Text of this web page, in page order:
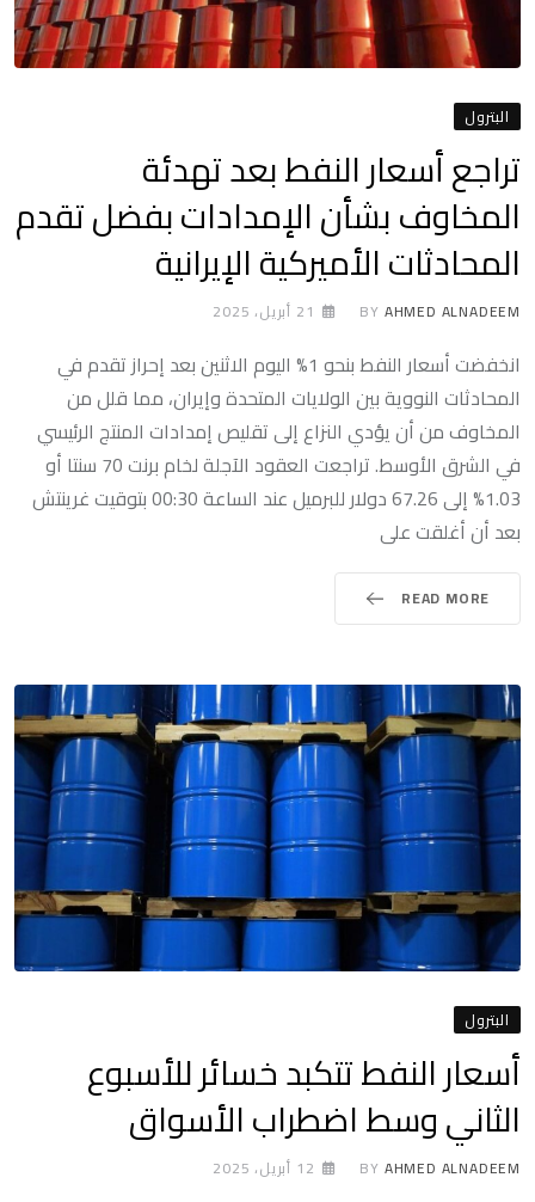
البترول
تراجع أسعار النفط بعد تهدئة
المخاوف بشأن الإمدادات بفضل تقدم
المحادثات الأميركية الإيرانية
BY AHMED ALNADEEM 21 أبريل، 2025
انخفضت أسعار النفط بنحو 1% اليوم الاثنين بعد إحراز تقدم في
المحادثات النووية بين الولايات المتحدة وإيران، مما قلل من
المخاوف من أن يؤدي النزاع إلى تقليص إمدادات المنتج الرئيسي
في الشرق الأوسط. تراجعت العقود الآجلة لخام برنت 70 سنتا أو
1.03% إلى 67.26 دولار للبرميل عند الساعة 00:30 بتوقيت غرينتش
بعد أن أغلقت على
READ MORE
البترول
أسعار النفط تتكبد خسائر للأسبوع
الثاني وسط اضطراب الأسواق
BY AHMED ALNADEEM 12 أبريل، 2025